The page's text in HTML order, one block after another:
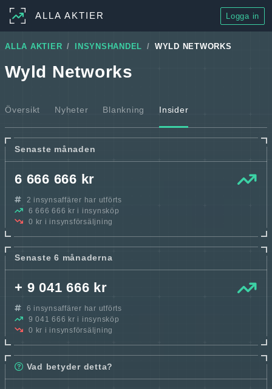
ALLA AKTIER Logga in
ALLA AKTIER INSYNSHANDEL WYLD NETWORKS
Wyld Networks
Översikt Nyheter Blankning Insider
Senaste månaden
6 666 666 kr
2 insynsaffärer har utförts
6 666 666 kr i insynsköp
0 kr i insynsförsäljning
Senaste 6 månaderna
+ 9 041 666 kr
6 insynsaffärer har utförts
9 041 666 kr i insynsköp
0 kr i insynsförsäljning
Vad betyder detta?